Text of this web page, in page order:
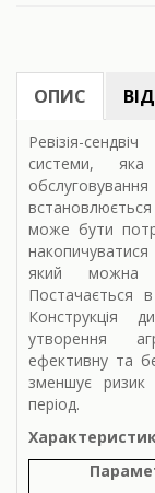
ОПИС
Ревізія-
системи,
може бути
який можна
Постачається
Конструкція
утворення
ефективну та
зменшує
період.